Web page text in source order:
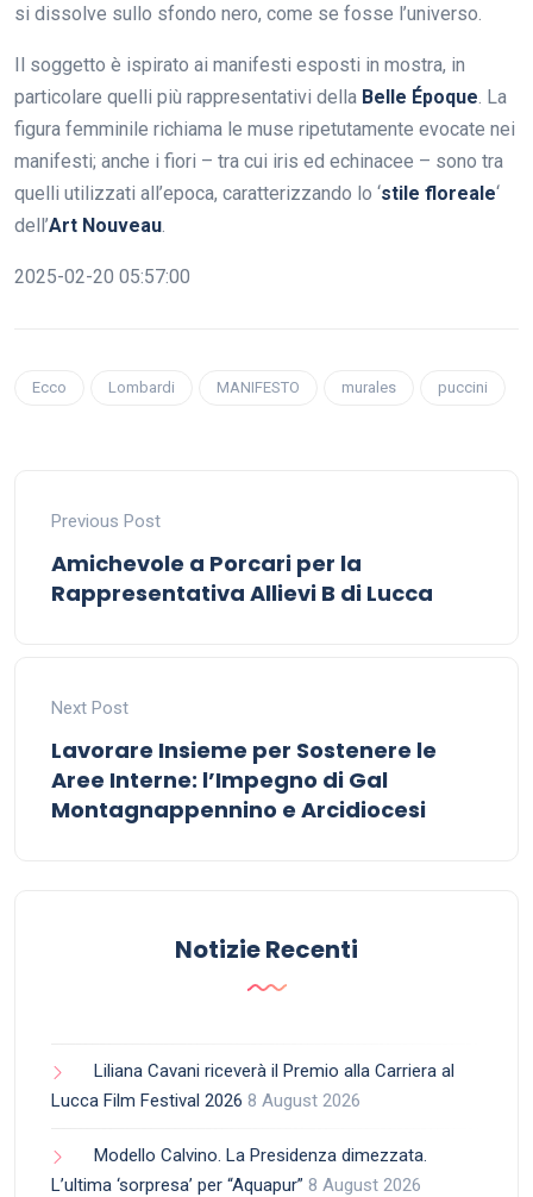
si dissolve sullo sfondo nero, come se fosse l’universo.
Il soggetto è ispirato ai manifesti esposti in mostra, in
particolare quelli più rappresentativi della Belle Époque. La
figura femminile richiama le muse ripetutamente evocate nei
manifesti; anche i fiori – tra cui iris ed echinacee – sono tra
quelli utilizzati all’epoca, caratterizzando lo ‘stile floreale‘
dell’Art Nouveau.
2025-02-20 05:57:00
Ecco Lombardi MANIFESTO murales puccini
Previous Post
Amichevole a Porcari per la
Rappresentativa Allievi B di Lucca
Next Post
Lavorare Insieme per Sostenere le
Aree Interne: l’Impegno di Gal
Montagnappennino e Arcidiocesi
Notizie Recenti
Liliana Cavani riceverà il Premio alla Carriera al
Lucca Film Festival 2026 8 August 2026
Modello Calvino. La Presidenza dimezzata.
L’ultima ‘sorpresa’ per “Aquapur” 8 August 2026